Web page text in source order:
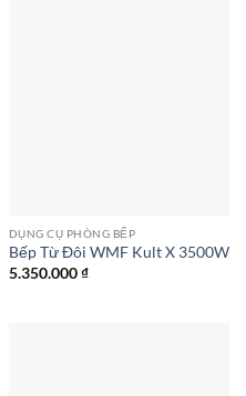
DỤNG CỤ PHÒNG BẾP
Bếp Từ Đôi WMF Kult X 3500W
5.350.000₫